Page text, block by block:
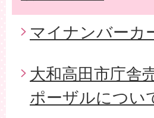
マイナンバーカ
大和高田市庁舎
ポーザルについ